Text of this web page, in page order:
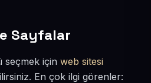
Sayfalar
seçmek için web sitesi
En çok ilgi görenler: